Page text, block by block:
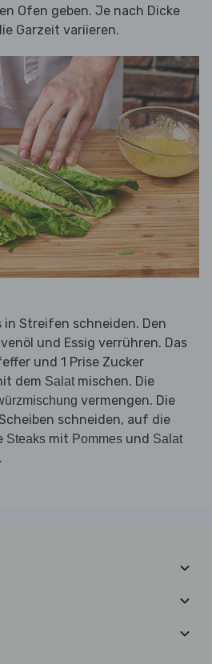
Ofen geben. Je nach Dicke
Garzeit variieren.
in Streifen schneiden. Den
und Essig verrühren. Das
und 1 Prise Zucker
dem Salatmischen. Die
vermengen. Die
schneiden, auf die
Steaks mit Pommes und Salat